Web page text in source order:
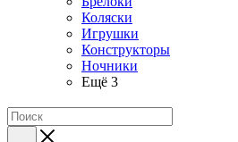
Коляски
Игрушки
Конструкторы
Ночники
Ещё 3